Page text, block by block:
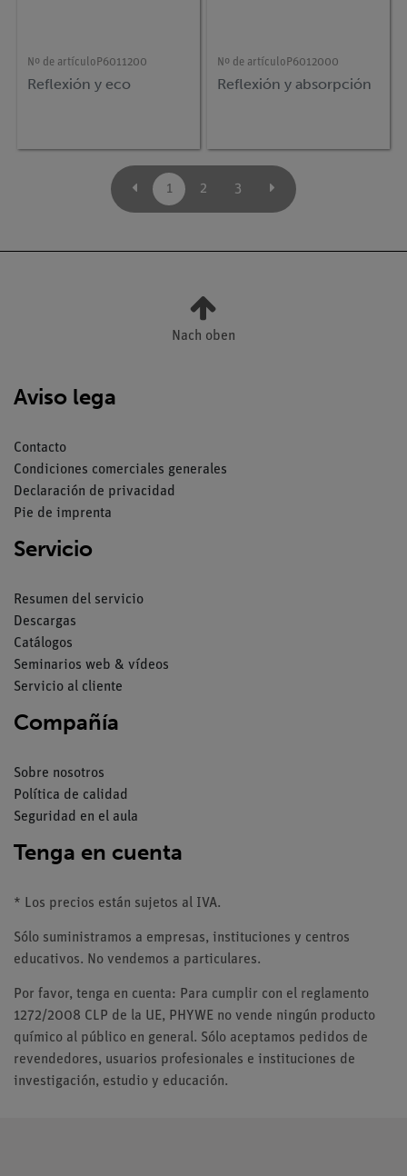
Nº de artículo P6011200
Reflexión y eco
Nº de artículo P6012000
Reflexión y absorpción
1 2 3
Nach oben
Aviso lega
Contacto
Condiciones comerciales generales
Declaración de privacidad
Pie de imprenta
Servicio
Resumen del servicio
Descargas
Catálogos
Seminarios web & vídeos
Servicio al cliente
Compañía
Sobre nosotros
Política de calidad
Seguridad en el aula
Tenga en cuenta
* Los precios están sujetos al IVA.
Sólo suministramos a empresas, instituciones y centros
educativos. No vendemos a particulares.
Por favor, tenga en cuenta: Para cumplir con el reglamento
1272/2008 CLP de la UE, PHYWE no vende ningún producto
químico al público en general. Sólo aceptamos pedidos de
revendedores, usuarios profesionales e instituciones de
investigación, estudio y educación.